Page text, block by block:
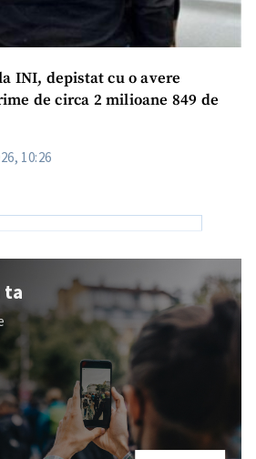
INI, depistat cu o avere
de circa 2 milioane 849 de
10:26
ta